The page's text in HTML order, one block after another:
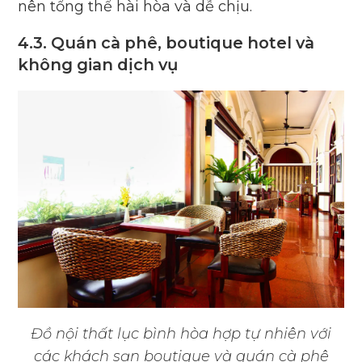
nên tổng thể hài hòa và dễ chịu.
4.3. Quán cà phê, boutique hotel và
không gian dịch vụ
Đồ nội thất lục bình hòa hợp tự nhiên với
các khách sạn boutique và quán cà phê